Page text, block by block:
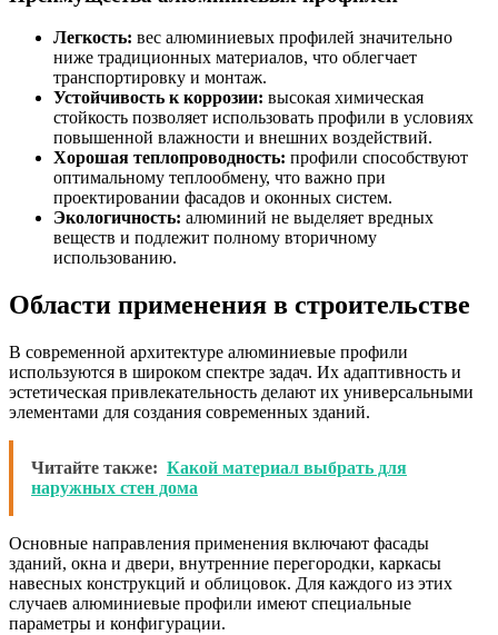
Легкость: вес алюминиевых профилей значительно
ниже традиционных материалов, что облегчает
транспортировку и монтаж.
Устойчивость к коррозии: высокая химическая
стойкость позволяет использовать профили в условиях
повышенной влажности и внешних воздействий.
Хорошая теплопроводность: профили способствуют
оптимальному теплообмену, что важно при
проектировании фасадов и оконных систем.
Экологичность: алюминий не выделяет вредных
веществ и подлежит полному вторичному
использованию.
Области применения в строительстве
В современной архитектуре алюминиевые профили
используются в широком спектре задач. Их адаптивность и
эстетическая привлекательность делают их универсальными
элементами для создания современных зданий.
Читайте также: Какой материал выбрать для
наружных стен дома
Основные направления применения включают фасады
зданий, окна и двери, внутренние перегородки, каркасы
навесных конструкций и облицовок. Для каждого из этих
случаев алюминиевые профили имеют специальные
параметры и конфигурации.